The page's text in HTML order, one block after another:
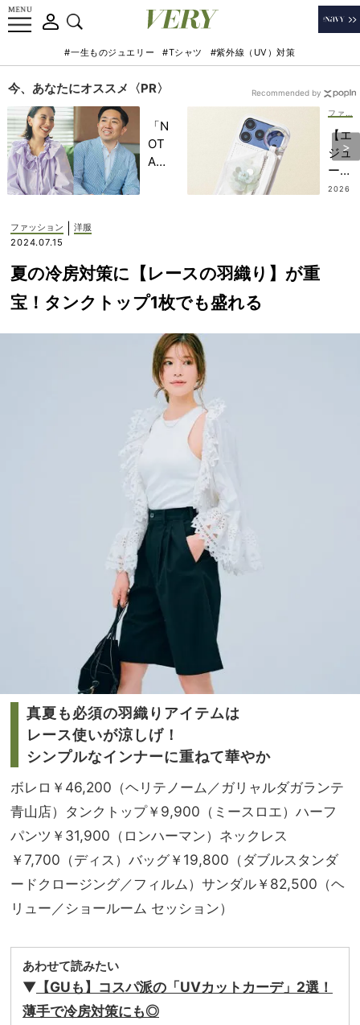
#一生ものジュエリー #Tシャツ #紫外線（UV）対策
今、あなたにオススメ〈PR〉
「N
OT
A
記憶
に一
生残
【極
上の
家族
旅】
【エ
ジュ
ーが
人
系”
2026
Recommended by
ファッション
洋服
2024.07.15
夏の冷房対策に【レースの羽織り】が重
宝！タンクトップ1枚でも盛れる
真夏も必須の羽織りアイテムは
レース使いが涼しげ！
シンプルなインナーに重ねて華やか
ボレロ￥46,200（ヘリテノーム／ガリャルダガランテ
青山店）タンクトップ￥9,900（ミースロエ）ハーフ
パンツ￥31,900（ロンハーマン）ネックレス
￥7,700（ディス）バッグ￥19,800（ダブルスタンダ
ードクロージング／フィルム）サンダル￥82,500（ヘ
リュー／ショールーム セッション）
あわせて読みたい
▼ 【GUも】コスパ派の「UVカットカーデ」2選！
薄手で冷房対策にも◎